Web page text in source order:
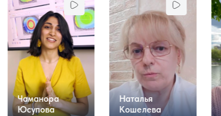
Чаманора
Юсупова
Наталья
Кошелева